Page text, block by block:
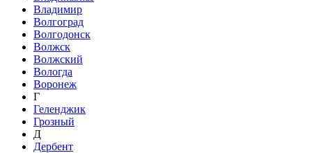
Владимир
Волгоград
Волгодонск
Волжск
Волжский
Вологда
Воронеж
Г
Геленджик
Грозный
Д
Дербент